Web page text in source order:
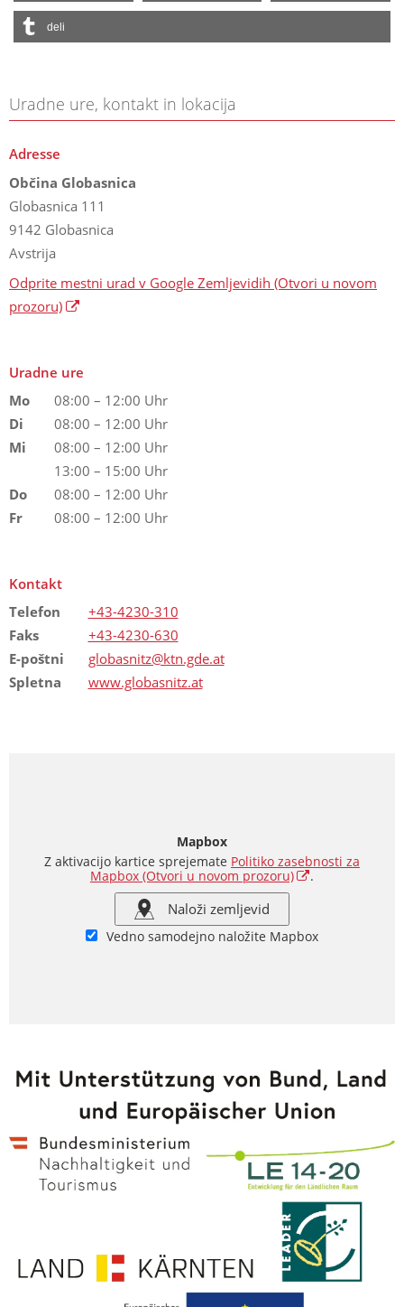
deli
Uradne ure, kontakt in lokacija
Adresse
Občina Globasnica
Globasnica 111
9142 Globasnica
Avstrija
Odprite mestni urad v Google Zemljevidih (Otvori u novom
prozoru)
Uradne ure
Mo
08:00 – 12:00 Uhr
Di
08:00 – 12:00 Uhr
Mi
08:00 – 12:00 Uhr
13:00 – 15:00 Uhr
Do
08:00 – 12:00 Uhr
Fr
08:00 – 12:00 Uhr
Kontakt
Telefon
+43-4230-310
Faks
+43-4230-630
E-poštni
globasnitz@ktn.gde.at
Spletna
www.globasnitz.at
Mapbox
Z aktivacijo kartice sprejemate Politiko zasebnosti za
Mapbox(Otvori u novom prozoru) .
Naloži zemljevid
Vedno samodejno naložite Mapbox